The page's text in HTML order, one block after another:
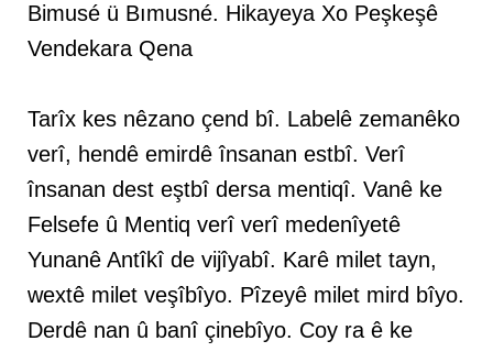
Bimusé ü Bımusné. Hikayeya Xo Peşkeşê
Vendekara Qena
Tarîx kes nêzano çend bî. Labelê zemanêko
verî, hendê emirdê însanan estbî. Verî
însanan dest eştbî dersa mentiqî. Vanê ke
Felsefe û Mentiq verî verî medenîyetê
Yunanê Antîkî de vijîyabî. Karê milet tayn,
wextê milet veşîbîyo. Pîzeyê milet mird bîyo.
Derdê nan û banî çinebîyo. Coy ra ê ke